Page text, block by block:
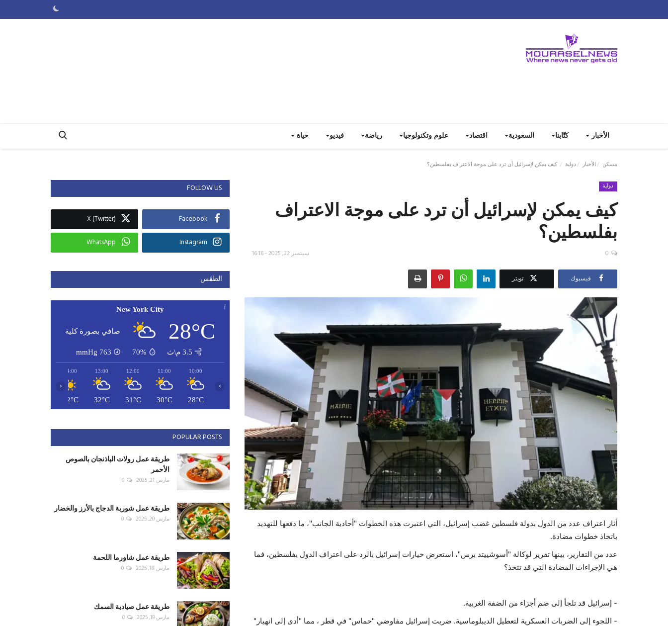
الأخبار كتّابنا السعودية اقتصاد علوم وتكنولوجيا رياضة فيديو حياة
مسكن الأخبار دولية كيف يمكن لإسرائيل أن ترد على موجة الاعتراف بفلسطين؟
دولية
كيف يمكن لإسرائيل أن ترد على موجة الاعتراف
بفلسطين؟
سبتمبر 22, 2025 - 16:16 0
فيسبوك تويتر
أثار اعتراف عدد من الدول بدولة فلسطين غضب إسرائيل، التي اعتبرت هذه الخطوات "أحادية الجانب"، ما دفعها للتهديد
باتخاذ خطوات مضادة.
عدد من التقارير، بينها تقرير لوكالة "أسوشييتد برس"، استعرض خيارات إسرائيل بالرد على اعتراف الدول بفلسطين، فما
هي الإجراءات المضادة التي قد تتخذ؟
- إسرائيل قد تلجأ إلى ضم أجزاء من الضفة الغربية.
- اللجوء إلى الضربات العسكرية لتعطيل الديبلوماسية. ضربت إسرائيل مفاوضي "حماس" في قطر ، مما "أدى إلى انهيار"
FOLLOW US
Facebook
X (Twitter)
Instagram
WhatsApp
الطقس
New York City
28°C صافي بصورة كلية
3.5 م\ث 70%
763
mmHg
10:00
28°C
11:00
30°C
12:00
31°C
13:00
32°C
14:00
32°C
‹ ›
POPULAR POSTS
طريقة عمل رولات الباذنجان بالصوص
الأحمر
مارس 21, 2025 0
طريقة عمل شوربة الدجاج بالأرز والخضار
مارس 20, 2025 0
طريقة عمل شاورما اللحمة
مارس 18, 2025 0
طريقة عمل صيادية السمك
مارس 19, 2025 0